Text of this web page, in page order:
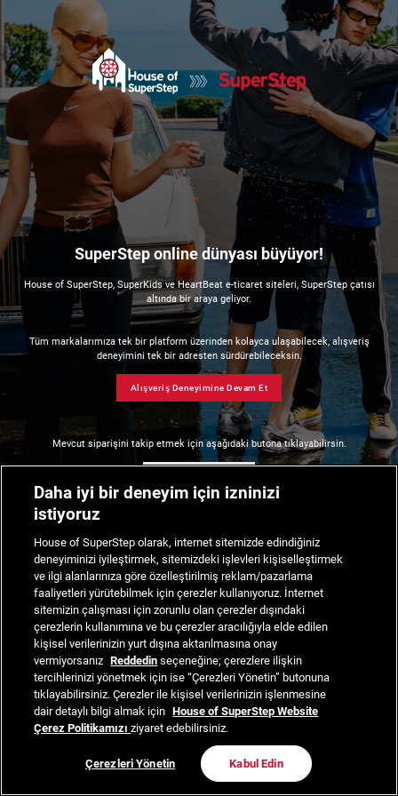
SuperStep online dünyası büyüyor!
House of SuperStep, SuperKids ve HeartBeat e-ticaret siteleri, SuperStep çatısı
altında bir araya geliyor.
Tüm markalarımıza tek bir platform üzerinden kolayca ulaşabilecek, alışveriş
deneyimini tek bir adresten sürdürebileceksin.
Alışveriş Deneyimine Devam Et
Mevcut siparişini takip etmek için aşağıdaki butona tıklayabilirsin.
Daha iyi bir deneyim için izninizi
istiyoruz
House of SuperStep olarak, internet sitemizde edindiğiniz
deneyiminizi iyileştirmek, sitemizdeki işlevleri kişiselleştirmek
ve ilgi alanlarınıza göre özelleştirilmiş reklam/pazarlama
faaliyetleri yürütebilmek için çerezler kullanıyoruz. İnternet
sitemizin çalışması için zorunlu olan çerezler dışındaki
çerezlerin kullanımına ve bu çerezler aracılığıyla elde edilen
kişisel verilerinizin yurt dışına aktarılmasına onay
vermiyorsanız Reddedin seçeneğine; çerezlere ilişkin
tercihlerinizi yönetmek için ise “Çerezleri Yönetin” butonuna
tıklayabilirsiniz. Çerezler ile kişisel verilerinizin işlenmesine
dair detaylı bilgi almak için House of SuperStep Website
Çerez Politikamızıziyaret edebilirsiniz.
Çerezleri Yönetin Kabul Edin